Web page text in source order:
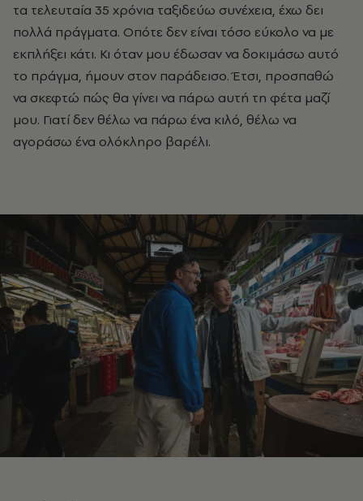
τα τελευταία 35 χρόνια ταξιδεύω συνέχεια, έχω δει
πολλά πράγματα. Οπότε δεν είναι τόσο εύκολο να με
εκπλήξει κάτι. Κι όταν μου έδωσαν να δοκιμάσω αυτό
το πράγμα, ήμουν στον παράδεισο. Έτσι, προσπαθώ
να σκεφτώ πώς θα γίνει να πάρω αυτή τη φέτα μαζί
μου. Γιατί δεν θέλω να πάρω ένα κιλό, θέλω να
αγοράσω ένα ολόκληρο βαρέλι.